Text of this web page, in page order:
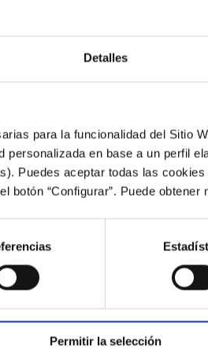
Detalles
para la funcionalidad del Sitio
en base a un perfil
Puedes aceptar todas las cookies
botón “Configurar”. Puede obtener
Permitir la selección